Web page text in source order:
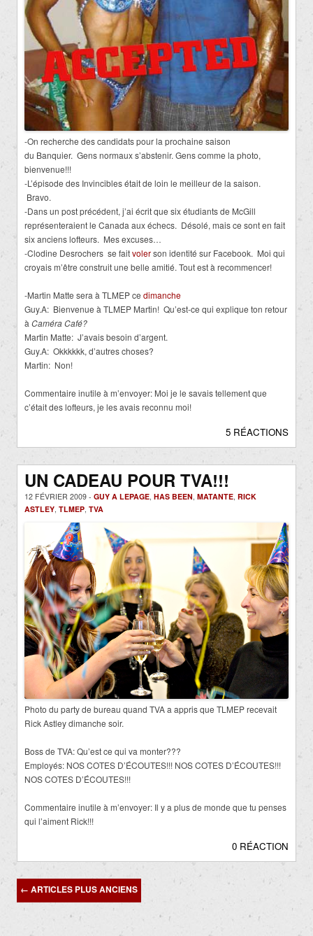
-On recherche des candidats pour la prochaine saison
du Banquier. Gens normaux s’abstenir. Gens comme la photo,
bienvenue!!!
-L’épisode des Invincibles était de loin le meilleur de la saison.
Bravo.
-Dans un post précédent, j’ai écrit que six étudiants de McGill
représenteraient le Canada aux échecs. Désolé, mais ce sont en fait
six anciens lofteurs. Mes excuses…
-Clodine Desrochers se faitvolerson identité sur Facebook. Moi qui
croyais m’être construit une belle amitié. Tout est à recommencer!
-Martin Matte sera à TLMEP ce dimanche
Guy.A: Bienvenue à TLMEP Martin! Qu’est-ce qui explique ton retour
àCaméra Café?
Martin Matte: J’avais besoin d’argent.
Guy.A: Okkkkkk, d’autres choses?
Martin: Non!
Commentaire inutile à m’envoyer: Moi je le savais tellement que
c’était des lofteurs, je les avais reconnu moi!
5 RÉACTIONS
UN CADEAU POUR TVA!!!
12 FÉVRIER 2009 - GUY A LEPAGE, HAS BEEN, MATANTE, RICK
ASTLEY, TLMEP, TVA
Photo du party de bureau quand TVA a appris que TLMEP recevait
Rick Astley dimanche soir.
Boss de TVA: Qu’est ce qui va monter???
Employés: NOS COTES D’ÉCOUTES!!! NOS COTES D’ÉCOUTES!!!
NOS COTES D’ÉCOUTES!!!
Commentaire inutile à m’envoyer: Il y a plus de monde que tu penses
qui l’aiment Rick!!!
0 RÉACTION
Navigation
des
← ARTICLES PLUS ANCIENS